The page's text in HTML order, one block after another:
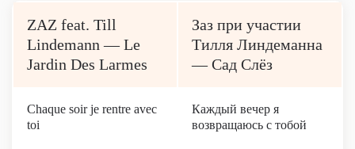
ZAZ feat. Till
Lindemann — Le
Jardin Des Larmes
Заз при участии
Тилля Линдеманна
— Сад Слёз
Chaque soir je rentre avec
toi
Каждый вечер я
возвращаюсь с тобой